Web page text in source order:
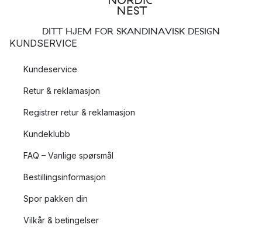
DITT HJEM FOR SKANDINAVISK DESIGN
KUNDSERVICE
Kundeservice
Retur & reklamasjon
Registrer retur & reklamasjon
Kundeklubb
FAQ – Vanlige spørsmål
Bestillingsinformasjon
Spor pakken din
Vilkår & betingelser